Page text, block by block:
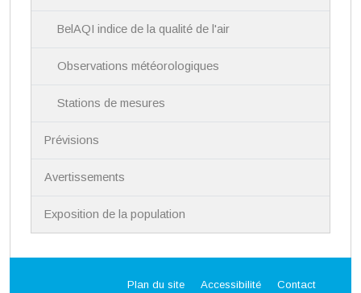
BelAQI indice de la qualité de l'air
Observations météorologiques
Stations de mesures
Prévisions
Avertissements
Exposition de la population
Plan du site Accessibilité Contact